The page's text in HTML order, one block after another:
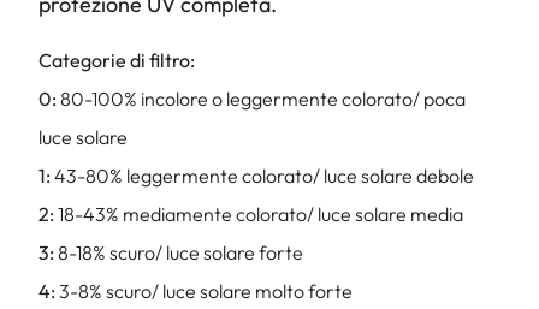
Categorie di filtro:
0: 80-100% incolore o leggermente colorato/ poca
luce solare
1: 43-80% leggermente colorato/ luce solare debole
2: 18-43% mediamente colorato/ luce solare media
3: 8-18% scuro/ luce solare forte
4: 3-8% scuro/ luce solare molto forte